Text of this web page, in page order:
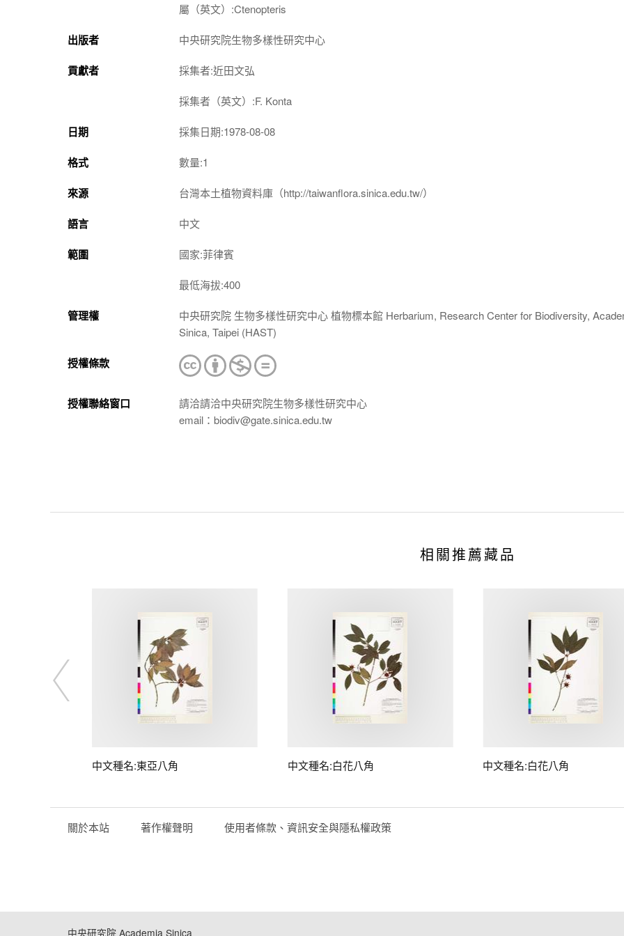
屬（英文）:Ctenopteris
出版者 中央研究院生物多樣性研究中心
貢獻者 採集者:近田文弘
採集者（英文）:F. Konta
日期 採集日期:1978-08-08
格式 數量:1
來源 台灣本土植物資料庫（http://taiwanflora.sinica.edu.tw/）
語言 中文
範圍 國家:菲律賓
最低海拔:400
管理權
中央研究院 生物多樣性研究中心 植物標本館 Herbarium, Research Center for Biodiversity,
Sinica, Taipei (HAST)
授權條款
授權聯絡窗口
請洽請洽中央研究院生物多樣性研究中心
email：biodiv@gate.sinica.edu.tw
相關推薦藏品
中文種名:東亞八角 中文種名:白花八角 中文種名:白花八角
關於本站 著作權聲明 使用者條款、資訊安全與隱私權政策
中央研究院 Academia Sinica